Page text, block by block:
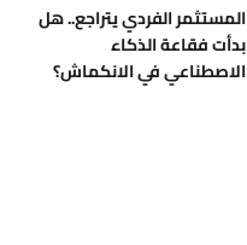
المستثمر الفردي يتراجع.. هل
بدأت فقاعة الذكاء
الاصطناعي في الانكماش؟